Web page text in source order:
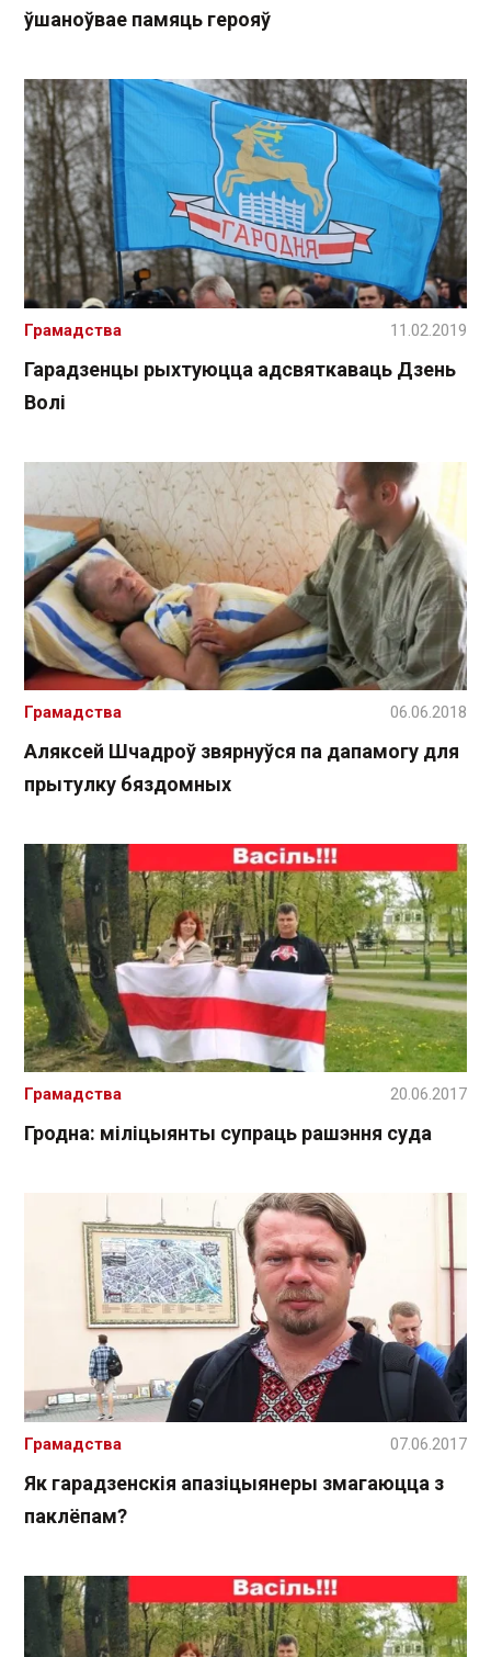
ўшаноўвае памяць герояў
Гарадзенцы рыхтуюцца адсвяткаваць Дзень
Волі
Грамадства 11.02.2019
Аляксей Шчадроў звярнуўся па дапамогу для
прытулку бяздомных
Грамадства 06.06.2018
Гродна: міліцыянты супраць рашэння суда
Грамадства 20.06.2017
Як гарадзенскія апазіцыянеры змагаюцца з
паклёпам?
Грамадства 07.06.2017